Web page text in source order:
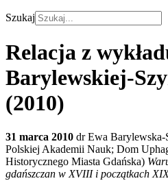
Szukaj
Relacja z
Barylewskiej-
(2010)
31 marca 2010 dr Ewa
Polskiej Akademii Nauk; Dom
Historycznego Miasta Gdańska)
gdańszczan w XVIII i początkach